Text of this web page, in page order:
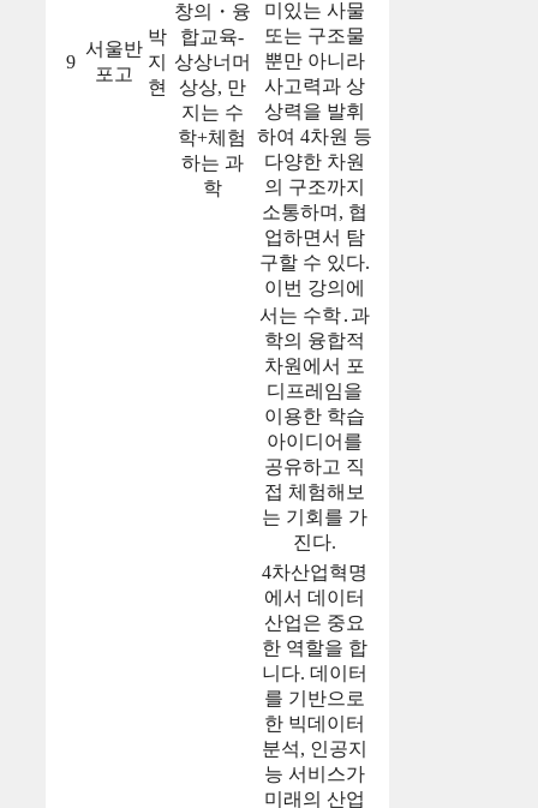
9
서울반
포고
박
지
현
창의・융
합교육-
상상너머
상상, 만
지는 수
학+체험
하는 과
학
미있는 사물
또는 구조물
뿐만 아니라
사고력과 상
상력을 발휘
하여 4차원 등
다양한 차원
의 구조까지
소통하며, 협
업하면서 탐
구할 수 있다.
이번 강의에
서는 수학․과
학의 융합적
차원에서 포
디프레임을
이용한 학습
아이디어를
공유하고 직
접 체험해보
는 기회를 가
진다.
4차산업혁명
에서 데이터
산업은 중요
한 역할을 합
니다. 데이터
를 기반으로
한 빅데이터
분석, 인공지
능 서비스가
미래의 산업